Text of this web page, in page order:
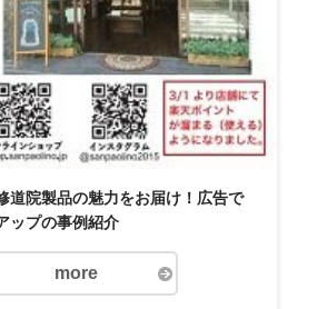
道院製品の魅力をお届け！広告で
ップの事例紹介
more